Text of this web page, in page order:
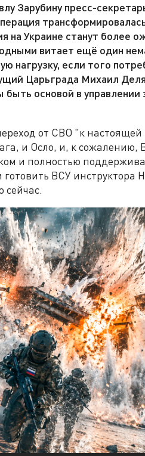
Зарубину пресс-
на Украине станут более
витает ещё один
нагрузку, если того
Царьграда Михаил
основой в управлении
от СВО "к настоящей
и Осло, и, к сожалению,
и полностью
готовить ВСУ
сейчас.